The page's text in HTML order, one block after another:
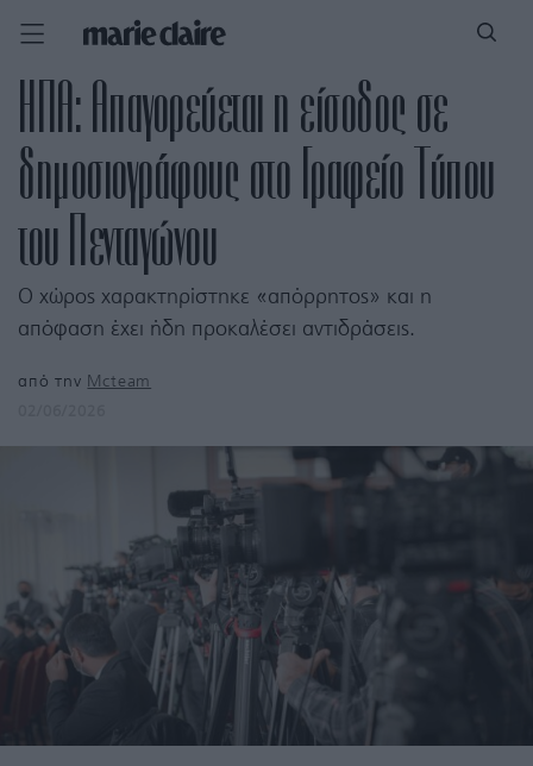
ΗΠΑ: Απαγορεύεται η είσοδος σε
δημοσιογράφους στο Γραφείο Τύπου
του Πενταγώνου
Ο χώρος χαρακτηρίστηκε «απόρρητος» και η
απόφαση έχει ήδη προκαλέσει αντιδράσεις.
από την Mcteam